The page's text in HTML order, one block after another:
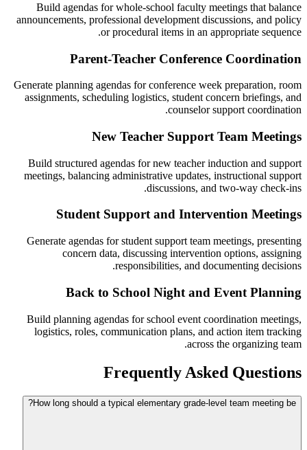
Build agendas for whole-school faculty meetings that balance
announcements, professional development discussions, and policy
or procedural items in an appropriate sequence.
Parent-Teacher Conference Coordination
Generate planning agendas for conference week preparation, room
assignments, scheduling logistics, student concern briefings, and
counselor support coordination.
New Teacher Support Team Meetings
Build structured agendas for new teacher induction and support
meetings, balancing administrative updates, instructional support
discussions, and two-way check-ins.
Student Support and Intervention Meetings
Generate agendas for student support team meetings, presenting
concern data, discussing intervention options, assigning
responsibilities, and documenting decisions.
Back to School Night and Event Planning
Build planning agendas for school event coordination meetings,
logistics, roles, communication plans, and action item tracking
across the organizing team.
Frequently Asked Questions
How long should a typical elementary grade-level team meeting be?